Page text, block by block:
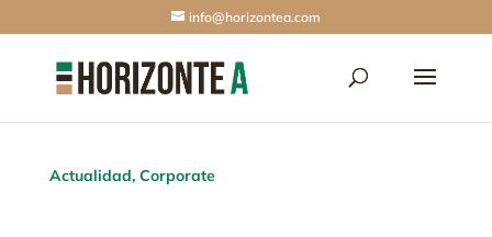
info@horizontea.com
Actualidad, Corporate